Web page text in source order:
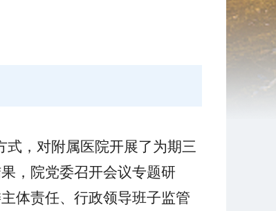
式，对附属医院开展了为期三
，院党委召开会议专题研
体责任、行政领导班子监管